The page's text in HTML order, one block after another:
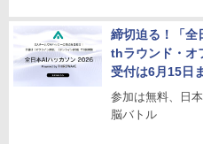
締切迫る！「全
thラウンド・オ
受付は6月15日
参加は無料、日
脳バトル